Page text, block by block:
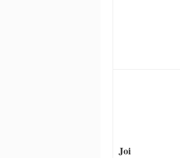
Joi